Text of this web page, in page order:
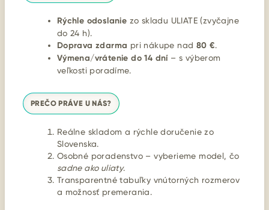
Rýchle odoslanie zo skladu ULIATE (zvyčajne
do 24 h).
Doprava zdarma pri nákupe nad 80 €.
Výmena/vrátenie do 14 dní– s výberom
veľkosti poradíme.
PREČO PRÁVE U NÁS?
Reálne skladom a rýchle doručenie zo
Slovenska.
Osobné poradenstvo – vyberieme model, čo
sadne ako uliaty.
Transparentné tabuľky vnútorných rozmerov
a možnosť premerania.